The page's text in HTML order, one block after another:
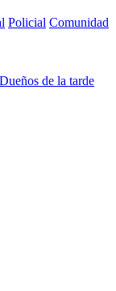
Policial Comunidad
Dueños de la tarde